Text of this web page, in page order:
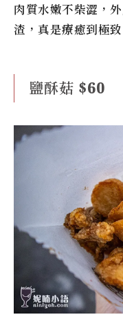
肉質水嫩不柴澀，
渣，真是療癒到極致
鹽酥菇 $60